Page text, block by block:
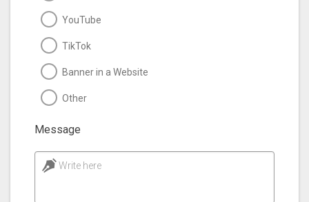
YouTube
TikTok
Banner in a Website
Other
Message
Write here